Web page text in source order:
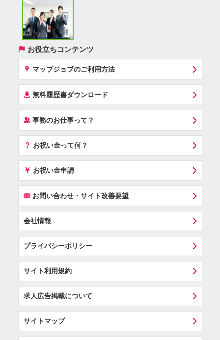
( お役立ちコンテンツ
x マップジョブのご利用方法
í 無料履歴書ダウンロード
‰事務のお仕事って？
？ お祝い金って何？
￥ お祝い金申請
Fお問い合わせ・サイト改善要望
会社情報
プライバシーポリシー
サイト利用規約
求人広告掲載について
サイトマップ